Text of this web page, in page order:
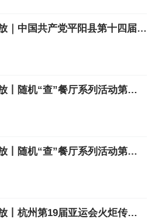
直播回放｜中国共产党平阳县第十四届代表大会第三次会议
直播回放丨随机“查”餐厅系列活动第三站
直播回放丨随机“查”餐厅系列活动第二站
直播回放丨杭州第19届亚运会火炬传递温州站